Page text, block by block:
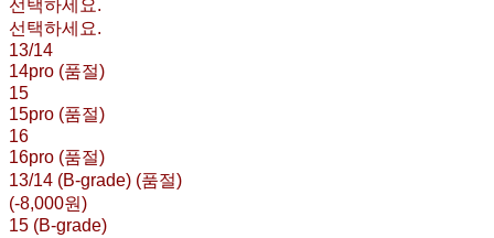
선택하세요.
선택하세요.
13/14
14pro (품절)
15
15pro (품절)
16
16pro (품절)
13/14 (B-grade) (품절)
(-8,000원)
15 (B-grade)